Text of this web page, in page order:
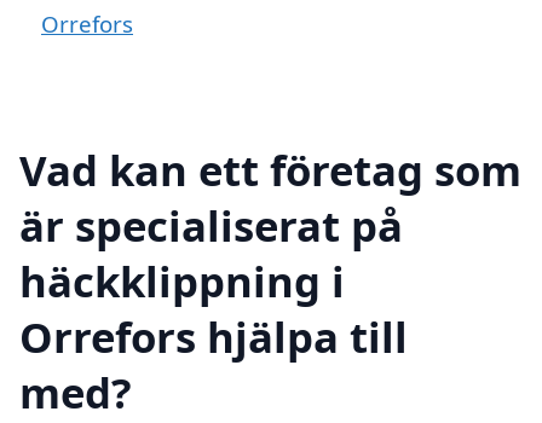
Orrefors
Vad kan ett företag som
är specialiserat på
häckklippning i
Orrefors hjälpa till
med?